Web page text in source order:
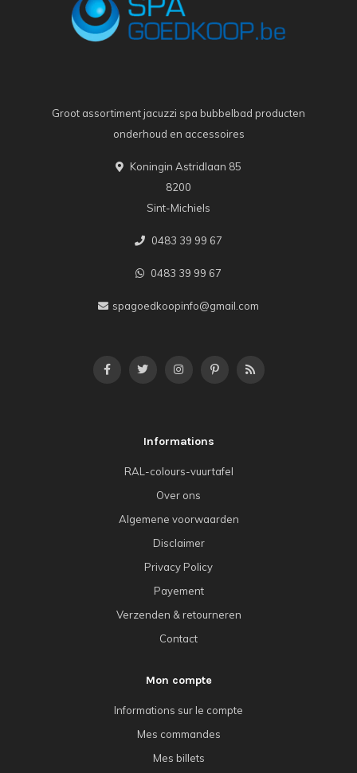
Groot assortiment jacuzzi spa bubbelbad producten
onderhoud en accessoires
Koningin Astridlaan 85
8200
Sint-Michiels
0483 39 99 67
0483 39 99 67
spagoedkoopinfo@gmail.com
Informations
RAL-colours-vuurtafel
Over ons
Algemene voorwaarden
Disclaimer
Privacy Policy
Payement
Verzenden & retourneren
Contact
Mon compte
Informations sur le compte
Mes commandes
Mes billets